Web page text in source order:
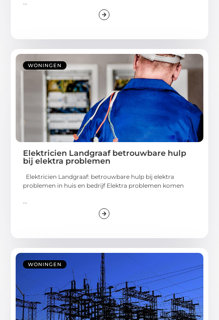
WONINGEN
Elektricien Landgraaf betrouwbare hulp
bij elektra problemen
Elektricien Landgraaf: betrouwbare hulp bij elektra
problemen in huis en bedrijf Elektra problemen komen
WONINGEN